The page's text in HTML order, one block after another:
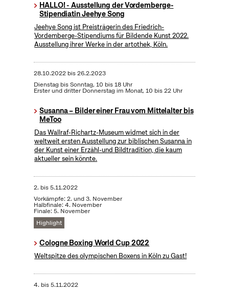
HALLO! - Ausstellung der Vordemberge-
Stipendiatin Jeehye Song
Jeehye Song ist Preisträgerin des Friedrich-
Vordemberge-Stipendiums für Bildende Kunst 2022.
Ausstellung ihrer Werke in der artothek, Köln.
28.10.2022bis26.2.2023
Dienstag bis Sonntag, 10 bis 18 Uhr
Erster und dritter Donnerstag im Monat, 10 bis 22 Uhr
Susanna – Bilder einer Frau vom Mittelalter bis
MeToo
Das Wallraf-Richartz-Museum widmet sich in der
weltweit ersten Ausstellung zur biblischen Susanna in
der Kunst einer Erzähl-und Bildtradition, die kaum
aktueller sein könnte.
2. bis5.11.2022
Vorkämpfe: 2. und 3. November
Halbfinale: 4. November
Finale: 5. November
Highlight
Cologne Boxing World Cup 2022
Weltspitze des olympischen Boxens in Köln zu Gast!
4. bis5.11.2022